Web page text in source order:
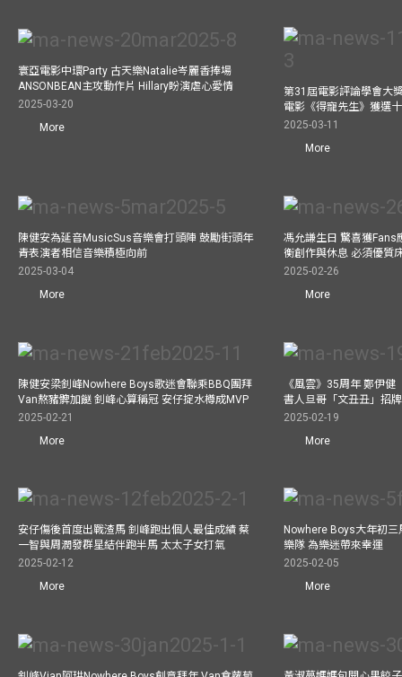
寰亞電影中環Party 古天樂Natalie岑麗香捧場
ANSONBEAN主攻動作片 Hillary盼演虐心愛情
2025-03-20
More
第31屆電影評論學會大
電影《得寵先生》獲選
2025-03-11
More
陳健安為延音MusicSus音樂會打頭陣 鼓勵街頭年
青表演者相信音樂積極向前
2025-03-04
More
馮允謙生日 驚喜獲Fans
衡創作與休息 必須優質
2025-02-26
More
陳健安梁釗峰Nowhere Boys歌迷會聯乘BBQ團拜
Van熬豬髀加餸 釗峰心算稱冠 安仔掟水樽成MVP
2025-02-21
More
《風雲》35周年 鄭伊
書人旦哥「文丑丑」招
2025-02-19
More
安仔傷後首度出戰渣馬 釗峰跑出個人最佳成績 蔡
一智與周潤發群星結伴跑半馬 太太子女打氣
2025-02-12
More
Nowhere Boys大年初
樂隊 為樂迷帶來幸運
2025-02-05
More